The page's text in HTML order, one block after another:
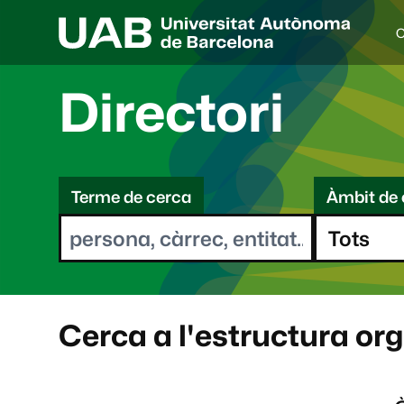
I
d
i
a
e
l
e
o
t
Directori
C
eTerme de cerca Àmbit de
Cerca a l'estructura